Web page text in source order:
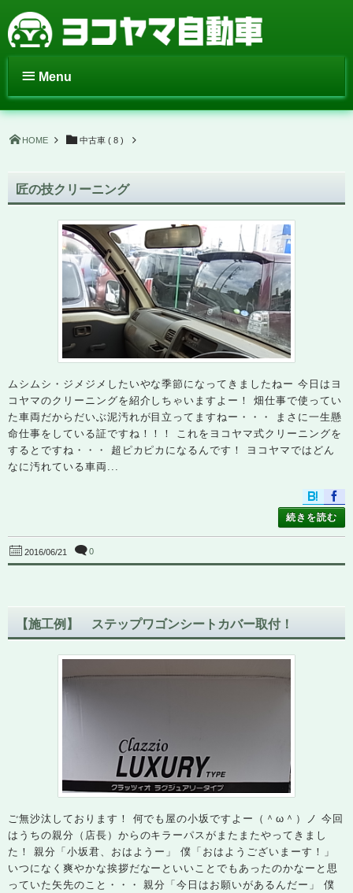
Menu
HOME 中古車 ( 8 )
匠の技クリーニング
ムシムシ・ジメジメしたいやな季節になってきましたねー 今日はヨ
コヤマのクリーニングを紹介しちゃいますよー！ 畑仕事で使ってい
た車両だからだいぶ泥汚れが目立ってますねー・・・ まさに一生懸
命仕事をしている証ですね！！！ これをヨコヤマ式クリーニングを
するとですね・・・ 超ピカピカになるんです！ ヨコヤマではどん
なに汚れている車両...
続きを読む
2016/06/21 0
【施工例】 ステップワゴンシートカバー取付！
ご無沙汰しております！ 何でも屋の小坂ですよー（＾ω＾）ノ 今回
はうちの親分（店長）からのキラーパスがまたまたやってきまし
た！ 親分「小坂君、おはようー」 僕「おはようございまーす！」
いつになく爽やかな挨拶だなーといいことでもあったのかなーと思
っていた矢先のこと・・・ 親分「今日はお願いがあるんだー」 僕